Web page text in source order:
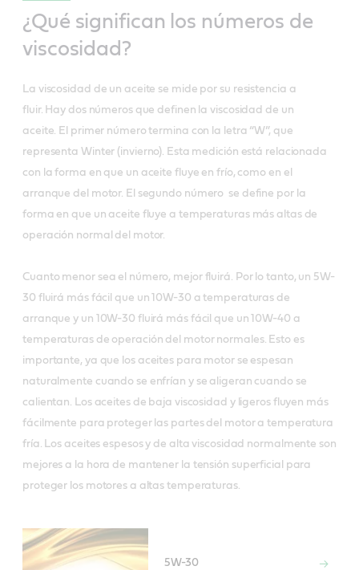
¿Qué significan los números de
viscosidad?
La viscosidad de un aceite se mide por su resistencia a
fluir. Hay dos números que definen la viscosidad de un
aceite. El primer número termina con la letra “W”, que
representa Winter (invierno). Esta medición está relacionada
con la forma en que un aceite fluye en frío, como en el
arranque del motor. El segundo número se define por la
forma en que un aceite fluye a temperaturas más altas de
operación normal del motor.
Cuanto menor sea el número, mejor fluirá. Por lo tanto, un 5W-
30 fluirá más fácil que un 10W-30 a temperaturas de
arranque y un 10W-30 fluirá más fácil que un 10W-40 a
temperaturas de operación del motor normales. Esto es
importante, ya que los aceites para motor se espesan
naturalmente cuando se enfrían y se aligeran cuando se
calientan. Los aceites de baja viscosidad y ligeros fluyen más
fácilmente para proteger las partes del motor a temperatura
fría. Los aceites espesos y de alta viscosidad normalmente son
mejores a la hora de mantener la tensión superficial para
proteger los motores a altas temperaturas.
5W-30